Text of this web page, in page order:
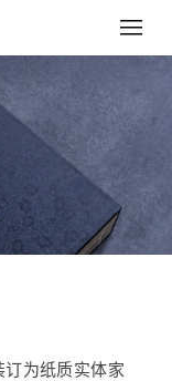
为纸质实体家